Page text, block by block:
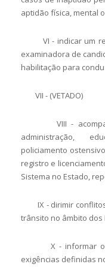
aptidão física, mental
VI - indicar um
examinadora de
habilitação para
VII - (VETADO)
VIII -
administração,
policiamento
registro e
Sistema no Estado,
IX - dirimir conflitos
trânsito no âmbito dos
X - informar o
exigências definidas